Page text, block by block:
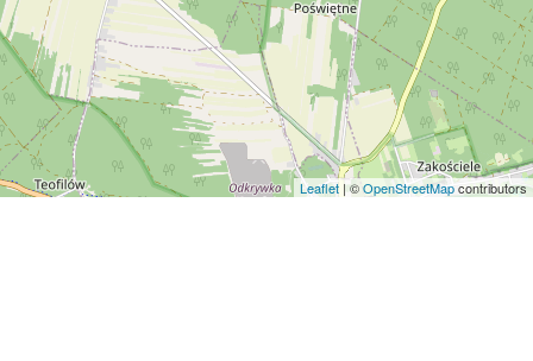
Leaflet | ©OpenStreetMapcontributors